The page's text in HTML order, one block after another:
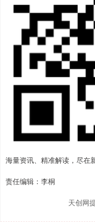
海量资讯、精准解读，尽在
责任编辑：李桐
天创网